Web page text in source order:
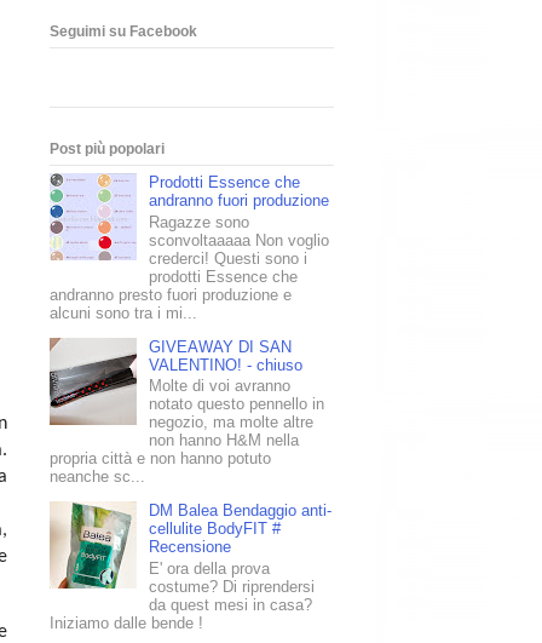
Seguimi su Facebook
Post più popolari
Prodotti Essence che
andranno fuori produzione
Ragazze sono
sconvoltaaaaa Non voglio
crederci! Questi sono i
prodotti Essence che
andranno presto fuori produzione e
alcuni sono tra i mi...
GIVEAWAY DI SAN
VALENTINO! - chiuso
Molte di voi avranno
notato questo pennello in
negozio, ma molte altre
non hanno H&M nella
propria città e non hanno potuto
neanche sc...
DM Balea Bendaggio anti-
cellulite BodyFIT #
Recensione
E' ora della prova
costume? Di riprendersi
da quest mesi in casa?
Iniziamo dalle bende !